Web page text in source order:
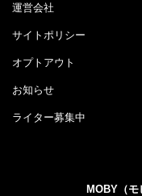
運営会社
サイトポリシー
オプトアウト
お知らせ
ライター募集中
MOBY（モ